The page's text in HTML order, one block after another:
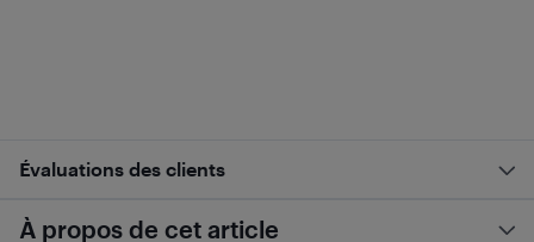
Évaluations des clients
À propos de cet article